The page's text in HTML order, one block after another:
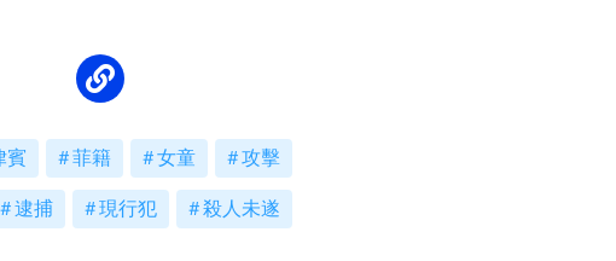
賓 菲籍 女童 攻擊
逮捕 現行犯 殺人未遂